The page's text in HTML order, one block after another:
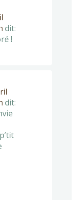
dit:
!
dit: